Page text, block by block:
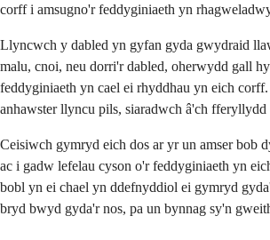
corff i amsugno'r feddyginiaeth yn
Llyncwch y dabled yn gyfan gyda gwydraid
malu, cnoi, neu dorri'r dabled, oherwydd gall
feddyginiaeth yn cael ei rhyddhau yn eich corff.
anhawster llyncu pils, siaradwch â'ch fferyllydd
Ceisiwch gymryd eich dos ar yr un amser bob
ac i gadw lefelau cyson o'r feddyginiaeth yn
bobl yn ei chael yn ddefnyddiol ei gymryd
bryd bwyd gyda'r nos, pa un bynnag sy'n